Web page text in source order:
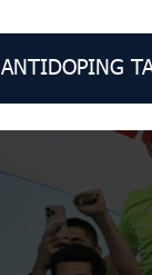
ANTIDOPING